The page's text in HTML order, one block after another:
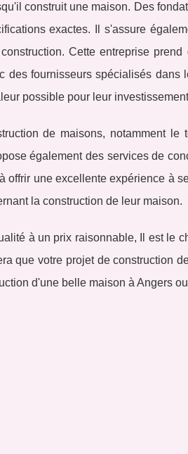
construit une maison. Des
exactes. Il s'assure
Cette entreprise
des fournisseurs spécialisés dans
possible pour leur
de maisons, notamment le
également des services de
offrir une excellente expérience à
la construction de leur maison.
à un prix raisonnable, Il est le
que votre projet de construction
d'une belle maison à Angers